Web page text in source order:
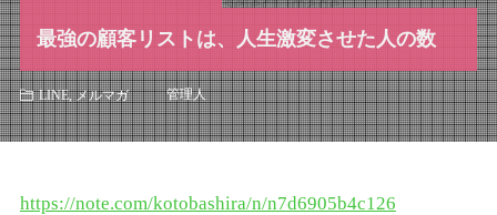
最強の顧客リストは、人生激変させた人の数
LINE,メルマガ 管理人
https://note.com/kotobashira/n/n7d6905b4c126